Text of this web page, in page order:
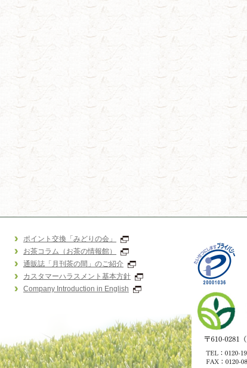
ポイント交換「みどりの会」
お茶コラム（お茶の情報館）
通販誌「月刊茶の間」のご紹介
カスタマーハラスメント基本方針
Company Introduction in English